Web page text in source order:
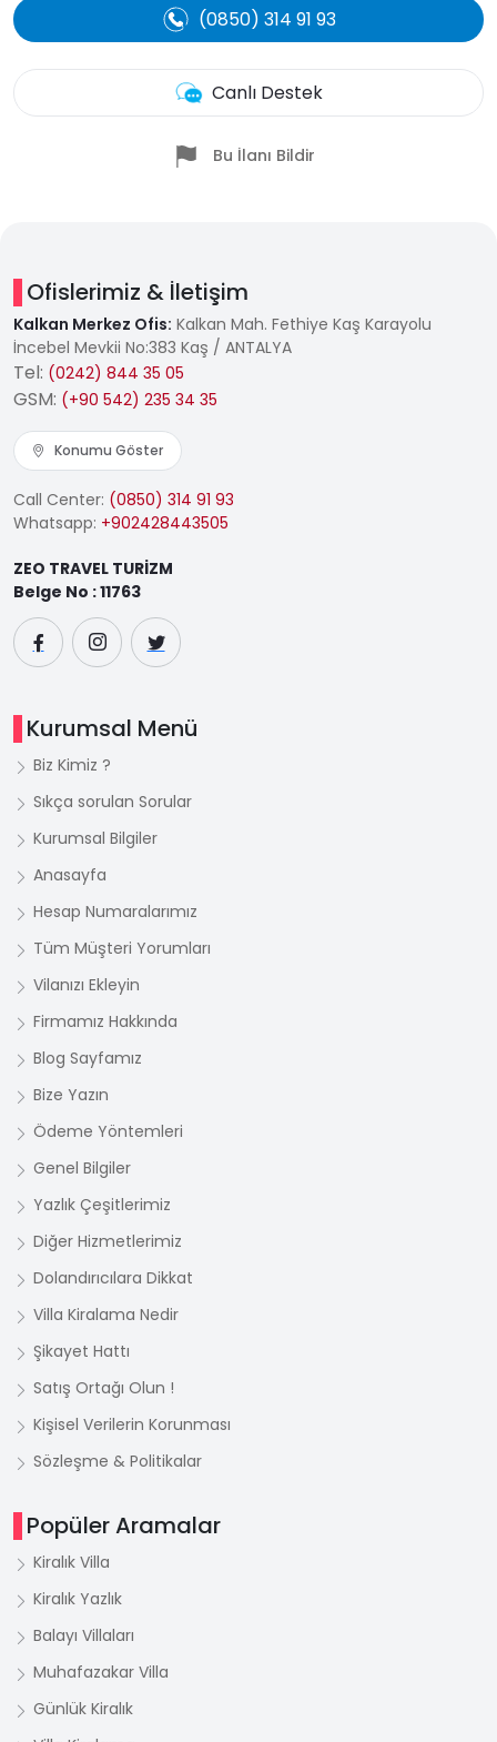
(0850) 314 91 93
Canlı Destek
Bu İlanı Bildir
Ofislerimiz & İletişim
Kalkan Merkez Ofis: Kalkan Mah. Fethiye Kaş Karayolu
İncebel Mevkii No:383 Kaş / ANTALYA
Tel: (0242) 844 35 05
GSM: (+90 542) 235 34 35
Konumu Göster
Call Center: (0850) 314 91 93
Whatsapp: +902428443505
ZEO TRAVEL TURİZM
Belge No : 11763
Kurumsal Menü
Biz Kimiz ?
Sıkça sorulan Sorular
Kurumsal Bilgiler
Anasayfa
Hesap Numaralarımız
Tüm Müşteri Yorumları
Vilanızı Ekleyin
Firmamız Hakkında
Blog Sayfamız
Bize Yazın
Ödeme Yöntemleri
Genel Bilgiler
Yazlık Çeşitlerimiz
Diğer Hizmetlerimiz
Dolandırıcılara Dikkat
Villa Kiralama Nedir
Şikayet Hattı
Satış Ortağı Olun !
Kişisel Verilerin Korunması
Sözleşme & Politikalar
Popüler Aramalar
Kiralık Villa
Kiralık Yazlık
Balayı Villaları
Muhafazakar Villa
Günlük Kiralık